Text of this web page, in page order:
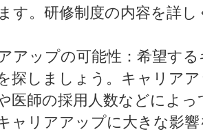
す。研修制度の内容を詳
アップの可能性：希望す
探しましょう。キャリア
医師の採用人数などによ
ャリアアップに大きな影